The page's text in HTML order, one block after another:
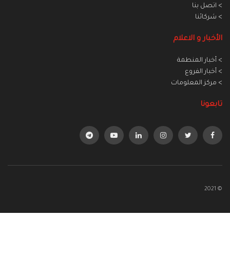
> اتصل بنا
> شركائنا
الأخبار و الاعلام
> أخبار المنطمة
> أخبار الفروع
> مركز المعلومات
تابعونا
© 2021